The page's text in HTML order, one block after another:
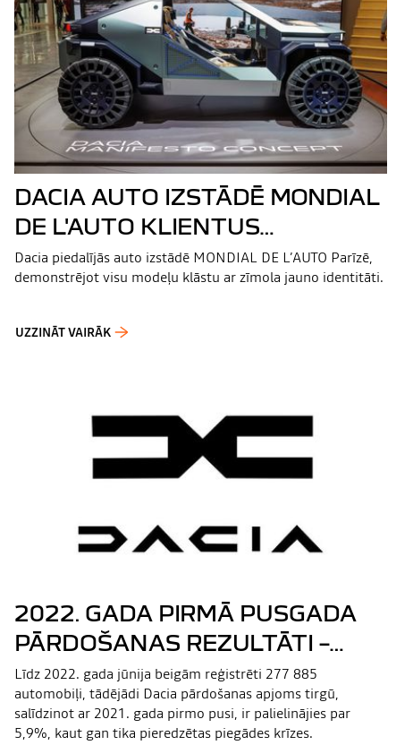
DACIA AUTO IZSTĀDĒ MONDIAL
DE L'AUTO KLIENTUS
IEPAZĪSTINA AR JAUNO ZĪMOLA
IDENTITĀTI
Dacia piedalījās auto izstādē MONDIAL DE L’AUTO Parīzē,
demonstrējot visu modeļu klāstu ar zīmola jauno identitāti.
UZZINĀT VAIRĀK
2022. GADA PIRMĀ PUSGADA
PĀRDOŠANAS REZULTĀTI –
DACIA TURPINA IZAUGSMI,
ZĪMOLAM NOSTIPRINOT SAVU
POZĪCIJU AUTO
Līdz 2022. gada jūnija beigām reģistrēti 277 885
automobiļi, tādējādi Dacia pārdošanas apjoms tirgū,
salīdzinot ar 2021. gada pirmo pusi, ir palielinājies par
5,9%, kaut gan tika pieredzētas piegādes krīzes.